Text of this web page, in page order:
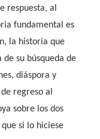
respuesta, al
fundamental es
la historia que
su búsqueda de
diáspora y
regreso al
sobre los dos
si lo hiciese